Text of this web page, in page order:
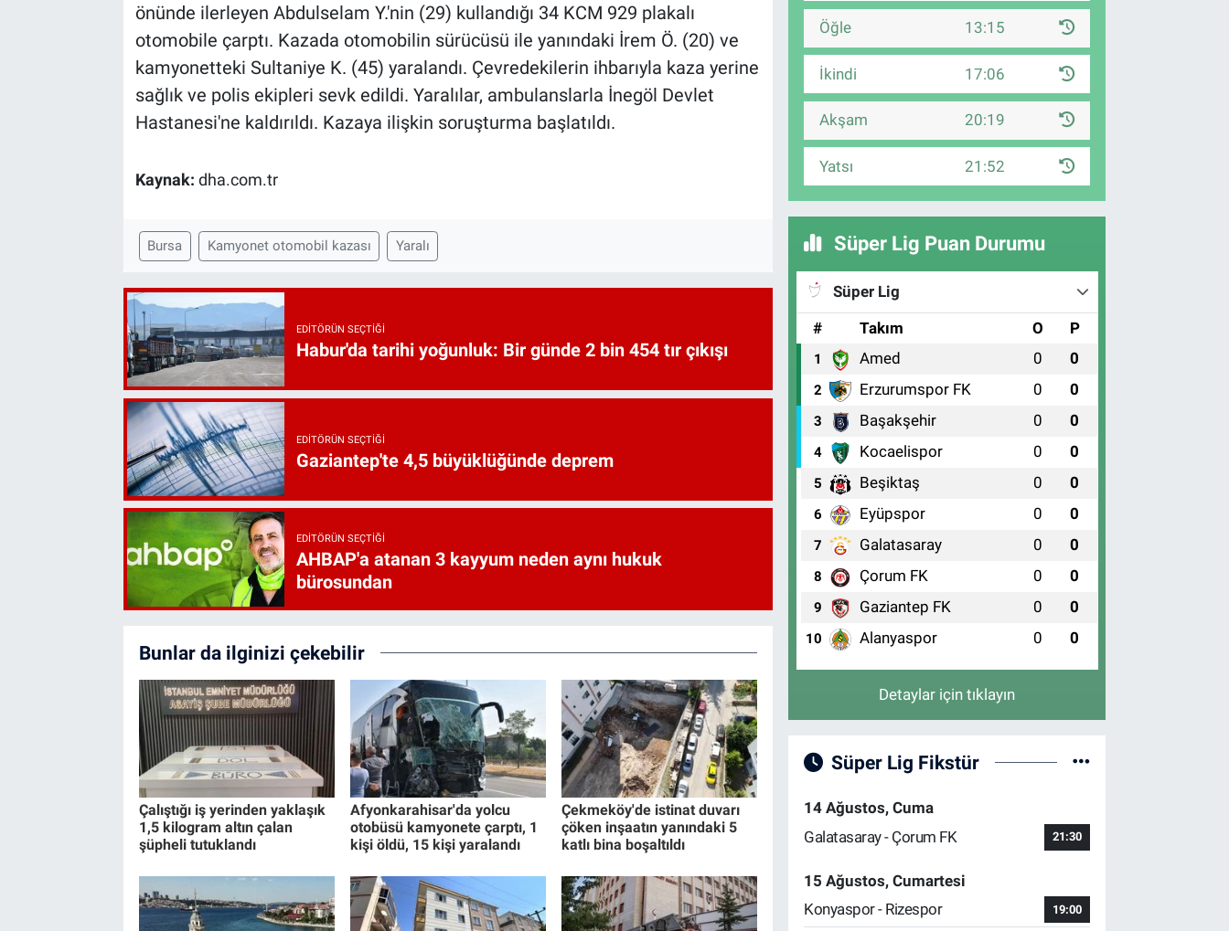
önünde ilerleyen Abdulselam Y.'nin (29) kullandığı 34 KCM 929 plakalı
otomobile çarptı. Kazada otomobilin sürücüsü ile yanındaki İrem Ö. (20) ve
kamyonetteki Sultaniye K. (45) yaralandı. Çevredekilerin ihbarıyla kaza yerine
sağlık ve polis ekipleri sevk edildi. Yaralılar, ambulanslarla İnegöl Devlet
Hastanesi'ne kaldırıldı. Kazaya ilişkin soruşturma başlatıldı.
Kaynak: dha.com.tr
Bursa Kamyonet otomobil kazası Yaralı
EDITÖRÜN SEÇTIĞI
Habur'da tarihi yoğunluk: Bir günde 2 bin 454 tır çıkışı
EDITÖRÜN SEÇTIĞI
Gaziantep'te 4,5 büyüklüğünde deprem
EDITÖRÜN SEÇTIĞI
AHBAP'a atanan 3 kayyum neden aynı hukuk
bürosundan
Bunlar da ilginizi çekebilir
Çalıştığı iş yerinden yaklaşık
1,5 kilogram altın çalan
şüpheli tutuklandı
Afyonkarahisar'da yolcu
otobüsü kamyonete çarptı, 1
kişi öldü, 15 kişi yaralandı
Çekmeköy'de istinat duvarı
çöken inşaatın yanındaki 5
katlı bina boşaltıldı
Öğle 13:15
İkindi 17:06
Akşam 20:19
Yatsı 21:52
Süper Lig Puan Durumu
Süper Lig
#
Takım O P
1 Amed 0 0
2 Erzurumspor FK 0 0
3 Başakşehir 0 0
4 Kocaelispor 0 0
5 Beşiktaş 0 0
6 Eyüpspor 0 0
7 Galatasaray 0 0
8 Çorum FK 0 0
9 Gaziantep FK 0 0
10 Alanyaspor 0 0
Detaylar için tıklayın
Süper Lig Fikstür
14 Ağustos, Cuma
Galatasaray - Çorum FK
21:30
15 Ağustos, Cumartesi
Konyaspor - Rizespor
19:00